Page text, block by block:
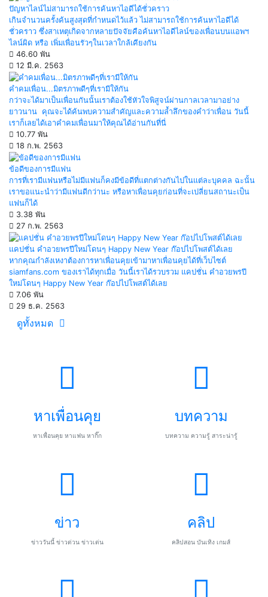
ปัญหาไลน์ไม่สามารถใช้การค้นหาไอดีได้ชั่วคราว
เกินจำนวนครั้งค้นสูงสุดที่กำหนดไว้แล้ว ไม่สามารถใช้การค้นหาไอดีได้
ชั่วคราว ซึ่งสาเหตุเกิดจากหลายปัจจัยคือค้นหาไอดีไลน์ของเพื่อนบนแอพฯ
ไลน์ผิด หรือ เพิ่มเพื่อนรัวๆในเวลาใกล้เคียงกัน
46.60 พัน
12 มี.ค. 2563
คำคมเพื่อน...มิตรภาพดีๆที่เรามีให้กัน
กว่าจะได้มาเป็นเพื่อนกันนั้นเราต้องใช้หัวใจพิสูจน์ผ่านกาลเวลามาอย่าง
ยาวนาน คุณจะได้ค้นพบความสำคัญและความล้ำลึกของคำว่าเพื่อน วันนี้
เราก็เลยได้เอาคำคมเพื่อนมาให้คุณได้อ่านกันที่นี่
10.77 พัน
18 ก.พ. 2563
ข้อดีของการมีแฟน
การที่เรามีแฟนหรือไม่มีแฟนก็คงมีข้อดีที่แตกต่างกันไปในแต่ละบุคคล ฉะนั้น
เราขอแนะนำว่ามีแฟนดีกว่านะ หรือหาเพื่อนคุยก่อนที่จะเปลี่ยนสถานะเป็น
แฟนก็ได้
3.38 พัน
27 ก.พ. 2563
แคปชั่น คำอวยพรปีใหม่โดนๆ Happy New Year ก๊อปไปโพสต์ได้เลย
หากคุณกำลังเหงาต้องการหาเพื่อนคุยเข้ามาหาเพื่อนคุยได้ที่เว็บไซต์
siamfans.com ของเราได้ทุกเมื่อ วันนี้เราได้รวบรวม แคปชั่น คำอวยพรปี
ใหม่โดนๆ Happy New Year ก๊อปไปโพสต์ได้เลย
7.06 พัน
29 ธ.ค. 2563
ดูทั้งหมด
หาเพื่อนคุย
หาเพื่อนคุย หาแฟน หากิ๊ก
บทความ
บทความ ความรู้ สาระน่ารู้
ข่าว
ข่าววันนี้ ข่าวด่วน ข่าวเด่น
คลิป
คลิปสอน บันเทิง เกมส์